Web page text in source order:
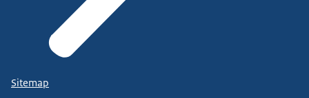
Sitemap